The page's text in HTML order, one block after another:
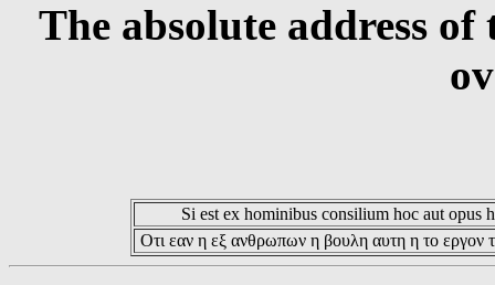
The absolute address
Si est ex hominibus consilium hoc aut opus
Οτι εαν η εξ ανθρωπων η βουλη αυτη η το εργον